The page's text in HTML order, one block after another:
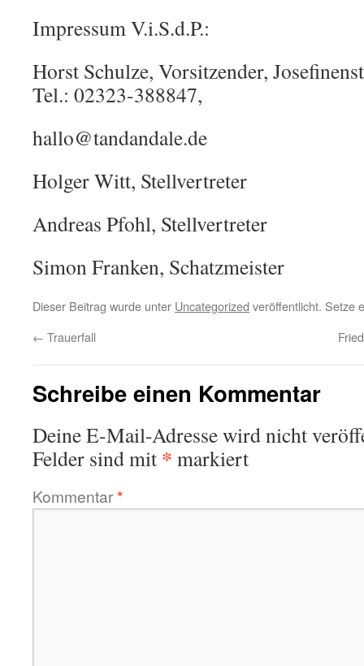
Impressum V.i.S.d.P.:
Horst Schulze, Vorsitzender,
Tel.: 02323-388847,
hallo@tandandale.de
Holger Witt, Stellvertreter
Andreas Pfohl, Stellvertreter
Simon Franken, Schatzmeister
Dieser Beitrag wurde unter Uncategorized veröffentlicht. Setze
← Trauerfall
Schreibe einen Kommentar
Deine E-Mail-Adresse wird nicht
Felder sind mit * markiert
Kommentar*